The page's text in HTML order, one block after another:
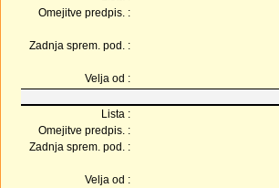
Omejitve predpis. :
Zadnja sprem. pod. :
Velja od :
Lista :
Omejitve predpis. :
Zadnja sprem. pod. :
Velja od :